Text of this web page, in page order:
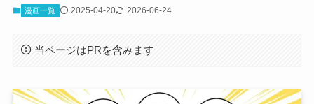
漫画一覧 2025-04-20 2026-06-24
当ページはPRを含みます